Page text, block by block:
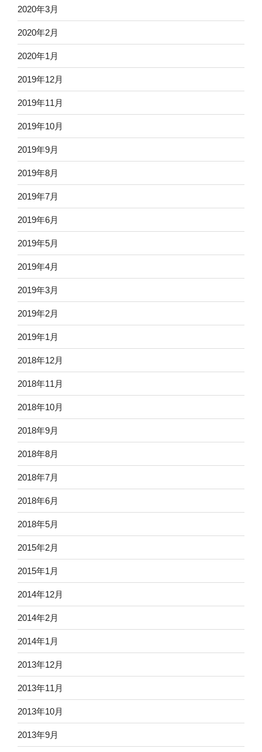
2020年3月
2020年2月
2020年1月
2019年12月
2019年11月
2019年10月
2019年9月
2019年8月
2019年7月
2019年6月
2019年5月
2019年4月
2019年3月
2019年2月
2019年1月
2018年12月
2018年11月
2018年10月
2018年9月
2018年8月
2018年7月
2018年6月
2018年5月
2015年2月
2015年1月
2014年12月
2014年2月
2014年1月
2013年12月
2013年11月
2013年10月
2013年9月